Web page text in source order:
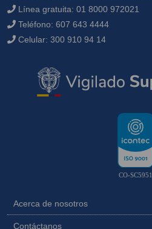
Línea gratuita: 01 8000 972021
Teléfono: 607 643 4444
Celular: 300 910 94 14
CO-SC5951
Acerca de nosotros
Contáctanos